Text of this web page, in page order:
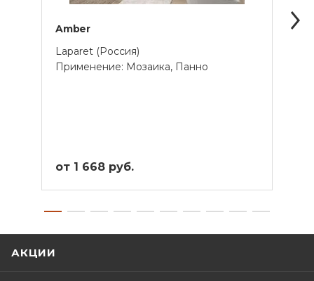
Amber
Laparet (Россия)
Применение: Мозаика, Панно
от 1 668 руб.
Envy
АКЦИИ